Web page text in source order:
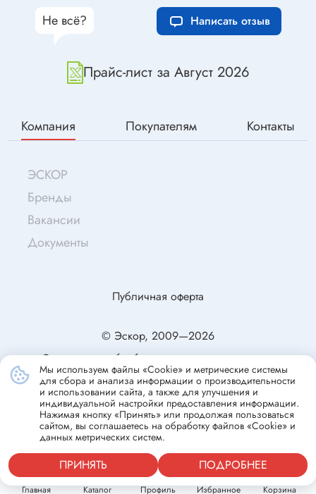
Главная Каталог Профиль Избранное Корзина
Прайс-лист за Август 2026
Не всё? Написать отзыв
Компания Покупателям Контакты
ЭСКОР
Бренды
Вакансии
Документы
© Эскор, 2009—2026
Согласие на обработку персональных данных
Политика конфиденциальности
Публичная оферта
Мы используем файлы «Cookie» и метрические системы
для сбора и анализа информации о производительности
и использовании сайта, а также для улучшения и
индивидуальной настройки предоставления информации.
Нажимая кнопку «Принять» или продолжая пользоваться
сайтом, вы соглашаетесь на обработку файлов «Cookie» и
данных метрических систем.
ПРИНЯТЬ ПОДРОБНЕЕ